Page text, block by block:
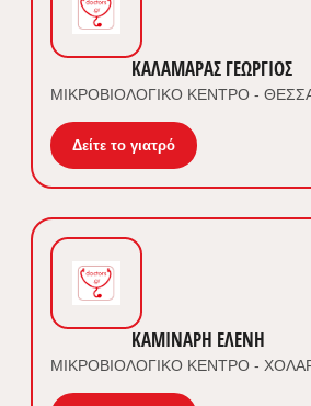
ΚΑΛΑΜΑΡΑΣ ΓΕΩΡΓΙΟΣ
ΜΙΚΡΟΒΙΟΛΟΓΙΚΟ ΚΕΝΤΡΟ -
Δείτε το γιατρό
ΚΑΜΙΝΑΡΗ ΕΛΕΝΗ
ΜΙΚΡΟΒΙΟΛΟΓΙΚΟ ΚΕΝΤΡΟ -